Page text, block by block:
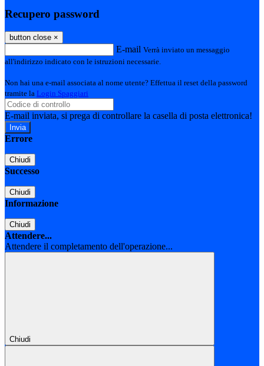
Recupero password
button close ×
E-mail Verrà inviato un messaggio
all'indirizzo indicato con le istruzioni necessarie.
Non hai una e-mail associata al nome utente? Effettua il reset della password
tramite la Login Spaggiari
E-mail inviata, si prega di controllare la casella di posta elettronica!
Errore
Chiudi
Successo
Chiudi
Informazione
Chiudi
Attendere...
Attendere il completamento dell'operazione...
Chiudi